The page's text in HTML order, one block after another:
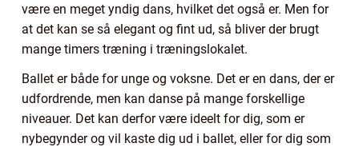
være en meget yndig dans, hvilket det også er. Men for
at det kan se så elegant og fint ud, så bliver der brugt
mange timers træning i træningslokalet.
Ballet er både for unge og voksne. Det er en dans, der er
udfordrende, men kan danse på mange forskellige
niveauer. Det kan derfor være ideelt for dig, som er
nybegynder og vil kaste dig ud i ballet, eller for dig som